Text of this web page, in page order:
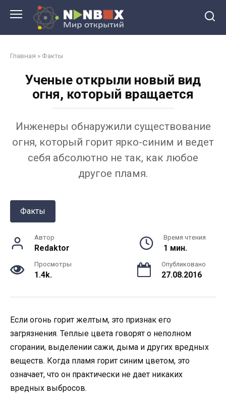
Главная » Факты
Ученые открыли новый вид
огня, который вращается
Инженеры обнаружили существование
огня, который горит ярко-синим и ведет
себя абсолютно не так, как любое
другое пламя.
Факты
Автор
Redaktor
Время чтения
1 мин.
Просмотры
1.4k.
Опубликовано
27.08.2016
Если огонь горит желтым, это признак его
загрязнения. Теплые цвета говорят о неполном
сгорании, выделении сажи, дыма и других вредных
веществ. Когда пламя горит синим цветом, это
означает, что он практически не дает никаких
вредных выбросов.